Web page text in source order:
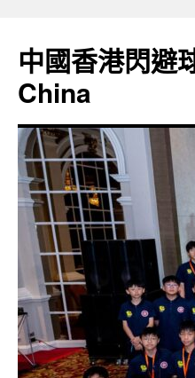
content
中國香港閃
China